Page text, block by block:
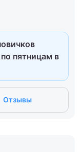
пятницам в
Отзывы